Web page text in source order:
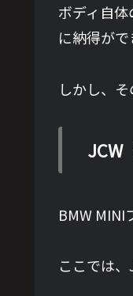
ボディ自
に納得がで
しかし、
JCW
BMW MINI
ここでは